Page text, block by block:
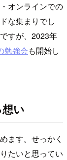
オンラインでの
な集まりでし
すが、2023年
勉強会も開始し
い
ます。せっかく
たいと思ってい